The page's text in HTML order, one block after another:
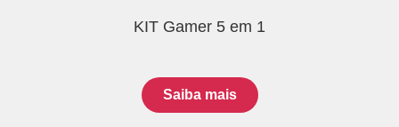
KIT Gamer 5 em 1
Saiba mais